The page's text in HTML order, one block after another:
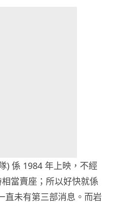
) 係 1984 年上映，不經
當賣座；所以好快就係
直未有第三部消息。而岩